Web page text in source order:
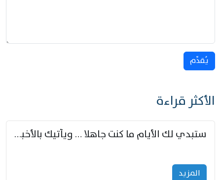
يُقدِّم
الأكثر قراءة
ستبدي لك الأيام ما كنت جاهلا … ويأتيك بالأخبار من لم تزوّد
المزید